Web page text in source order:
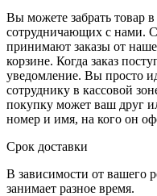
Вы можете забрать товар
сотрудничающих с нами.
принимают заказы от
корзине. Когда заказ
уведомление. Вы просто
сотруднику в кассовой
покупку может ваш друг
номер и имя, на кого он
Срок доставки
В зависимости от вашего
занимает разное время.